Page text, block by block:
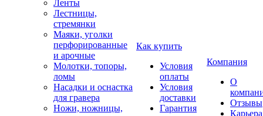
Ленты
Лестницы,
стремянки
Маяки, уголки
перфорированные
и арочные
Молотки, топоры,
ломы
Насадки и оснастка
для гравера
Ножи, ножницы,
Как купить
Условия
оплаты
Условия
доставки
Гарантия
Компания
О
Отзывы
Карьера